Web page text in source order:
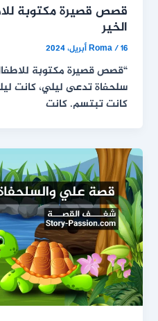
قصص قصيرة مكتوبة
الخير
Roma/16 أبريل، 2024
“قصص قصيرة مكتوبة
سلحفاة تدعى ليلي، كانت
كانت تبتسم. كانت